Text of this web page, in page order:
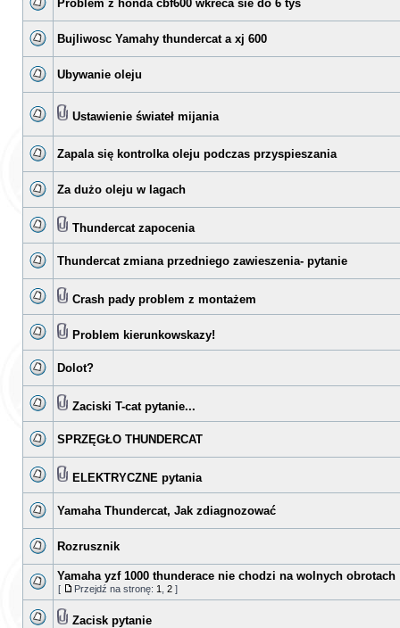
Problem z honda cbf600 wkreca sie do 6 tys
Bujliwosc Yamahy thundercat a xj 600
Ubywanie oleju
Ustawienie świateł mijania
Zapala się kontrolka oleju podczas przyspieszania
Za dużo oleju w lagach
Thundercat zapocenia
Thundercat zmiana przedniego zawieszenia- pytanie
Crash pady problem z montażem
Problem kierunkowskazy!
Dolot?
Zaciski T-cat pytanie...
SPRZĘGŁO THUNDERCAT
ELEKTRYCZNE pytania
Yamaha Thundercat, Jak zdiagnozować
Rozrusznik
Yamaha yzf 1000 thunderace nie chodzi na wolnych obrotach
[ Przejdź na stronę: 1 2 ]
Zacisk pytanie